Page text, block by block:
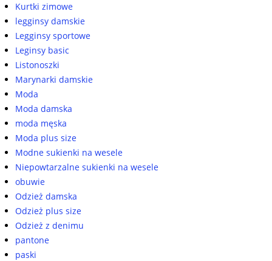
Kurtki zimowe
legginsy damskie
Legginsy sportowe
Leginsy basic
Listonoszki
Marynarki damskie
Moda
Moda damska
moda męska
Moda plus size
Modne sukienki na wesele
Niepowtarzalne sukienki na wesele
obuwie
Odzież damska
Odzież plus size
Odzież z denimu
pantone
paski